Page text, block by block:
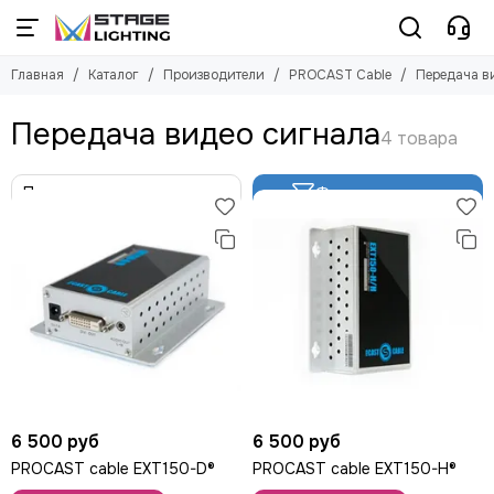
Производители
ACME
ARENA
American DJ
AVOLITES
Ayrton
Briteq
Bristage
Chauvet
CLAY PAKY
Company NA
PROCAST Cable
Главная Каталог Производители PROCAST Cable Передача
Передача видео сигнала
Фильтр товаров
6 500 руб
PROCAST cable EXT150-D®
6 500 руб
PROCAST cable EXT150-H®